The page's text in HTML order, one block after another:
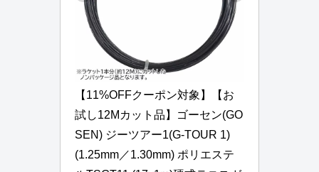
【11%OFFクーポン対象】【お
試し12Mカット品】ゴーセン(GO
SEN) ジーツアー1(G-TOUR 1)
(1.25mm／1.30mm) ポリエステ